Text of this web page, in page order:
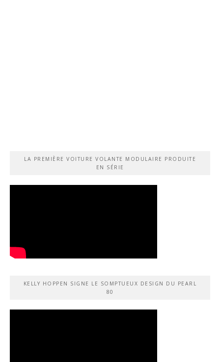
LA PREMIÈRE VOITURE VOLANTE MODULAIRE PRODUITE
EN SÉRIE
KELLY HOPPEN SIGNE LE SOMPTUEUX DESIGN DU PEARL
80